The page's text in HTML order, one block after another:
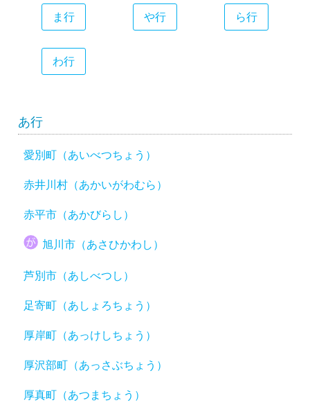
ま行 や行 ら行
わ行
あ行
愛別町（あいべつちょう）
赤井川村（あかいがわむら）
赤平市（あかびらし）
旭川市（あさひかわし）
芦別市（あしべつし）
足寄町（あしょろちょう）
厚岸町（あっけしちょう）
厚沢部町（あっさぶちょう）
厚真町（あつまちょう）